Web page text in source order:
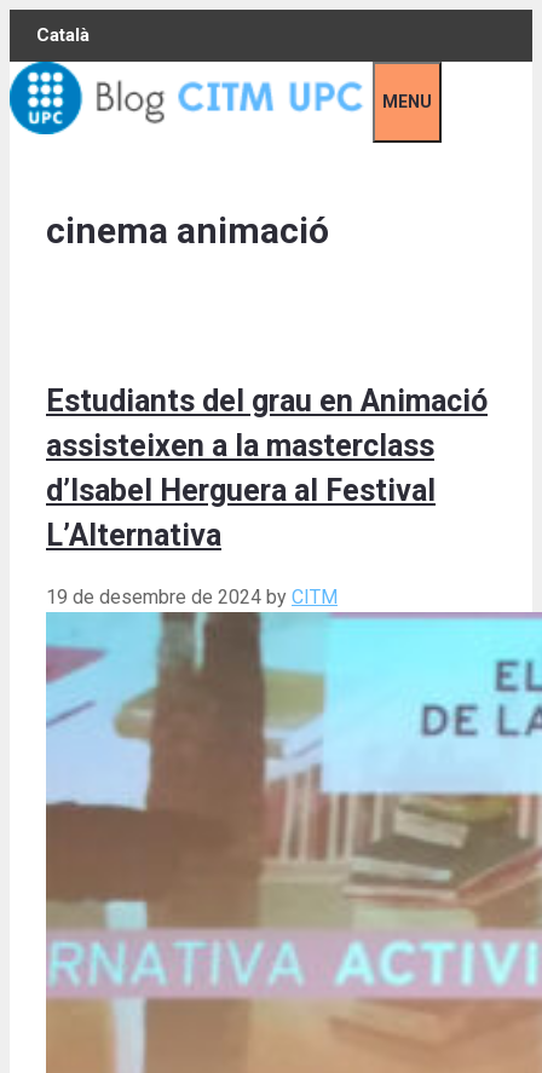
Skip
content
Català
MENU
cinema animació
Estudiants del grau en Animació
assisteixen a la masterclass
d’Isabel Herguera al Festival
L’Alternativa
19 de desembre de 2024 by CITM